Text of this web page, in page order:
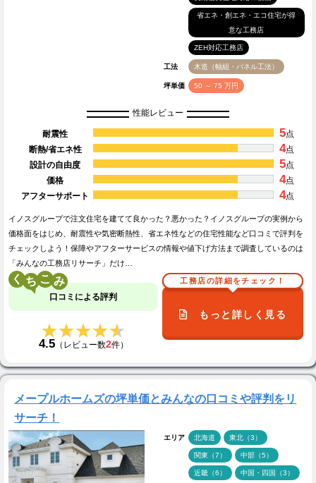
省エネ・創エネ・エコ住宅が得
意な工務店
ZEH対応工務店
工法 木造（軸組・パネル工法）
坪単価 50 ～ 75 万円
性能レビュー
耐震性 5点
断熱/省エネ性
4点
設計の自由度
5点
価格
4点
アフターサポート
4点
イノスグループで注文住宅を建てて良かった？悪かった？イノスグループの実例から
価格面をはじめ、耐震性や気密断熱性、省エネ性などの住宅性能など口コミで評判を
チェックしよう！保障やアフターサービスの情報や値下げ方法まで調査しているのは
「みんなの工務店リサーチ」だけ…
く こ
口コミによる評判
★★★★★
★★★★★
4.5（レビュー数2件）
工務店の詳細をチェック！
もっと詳しく見る
メープルホームズの坪単価とみんなの口コミや評判をリ
サーチ！
エリア 北海道 東北（3）
関東（7） 中部（5）
近畿（6） 中国・四国（3）